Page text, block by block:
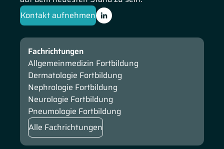
Kontakt aufnehmen
Fachrichtungen
Allgemeinmedizin Fortbildung
Dermatologie Fortbildung
Nephrologie Fortbildung
Neurologie Fortbildung
Pneumologie Fortbildung
Alle Fachrichtungen